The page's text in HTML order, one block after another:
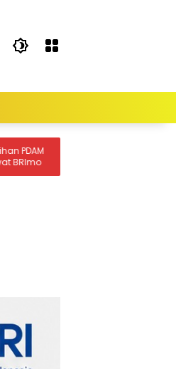
BKMT Soppeng Siap
di Festival Qasidah
2026